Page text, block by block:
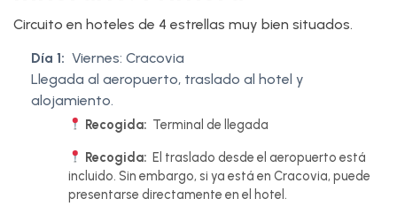
Circuito en hoteles de 4 estrellas muy bien situados.
Día 1: Viernes: Cracovia
Llegada al aeropuerto, traslado al hotel y
alojamiento.
Recogida: Terminal de llegada
Recogida: El traslado desde el aeropuerto está
incluido. Sin embargo, si ya está en Cracovia, puede
presentarse directamente en el hotel.